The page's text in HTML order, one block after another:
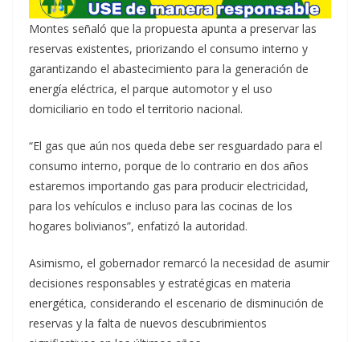
Montes señaló que la propuesta apunta a preservar las
reservas existentes, priorizando el consumo interno y
garantizando el abastecimiento para la generación de
energía eléctrica, el parque automotor y el uso
domiciliario en todo el territorio nacional.
“El gas que aún nos queda debe ser resguardado para el
consumo interno, porque de lo contrario en dos años
estaremos importando gas para producir electricidad,
para los vehículos e incluso para las cocinas de los
hogares bolivianos”, enfatizó la autoridad.
Asimismo, el gobernador remarcó la necesidad de asumir
decisiones responsables y estratégicas en materia
energética, considerando el escenario de disminución de
reservas y la falta de nuevos descubrimientos